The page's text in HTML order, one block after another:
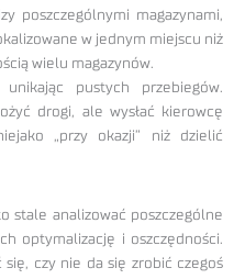
poszczególnymi magazynami,
w jednym miejscu niż
wielu magazynów.
pustych przebiegów.
drogi, ale wysłać kierowcę
„przy okazji” niż dzielić
stale analizować poszczególne
optymalizację i oszczędności.
czy nie da się zrobić czegoś